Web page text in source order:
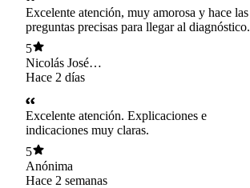
Excelente atención, muy amorosa y hace las
preguntas precisas para llegar al diagnóstico.
Recomendadísima. 10/10.
5
Nicolás José
Rovegno Proust
Hace 2 días
Excelente atención. Explicaciones e
indicaciones muy claras.
5
Anónima
Hace 2 semanas